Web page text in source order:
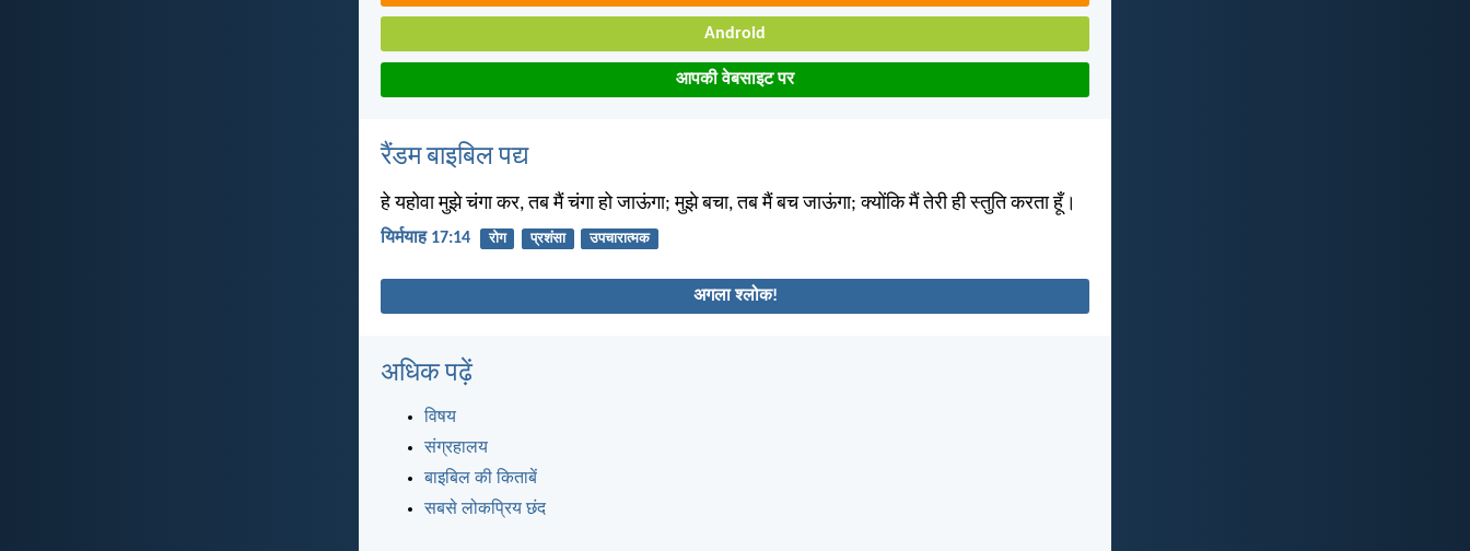
Android
आपकी वेबसाइट पर
रैंडम बाइबिल पद्य
हे यहोवा मुझे चंगा कर, तब मैं चंगा हो जाऊंगा; मुझे बचा, तब मैं बच जाऊंगा; क्योंकि मैं तेरी ही स्तुति करता हूँ।
यिर्मयाह 17:14 रोग प्रशंसा उपचारात्मक
अगला श्लोक!
अधिक पढ़ें
विषय
संग्रहालय
बाइबिल की किताबें
सबसे लोकप्रिय छंद